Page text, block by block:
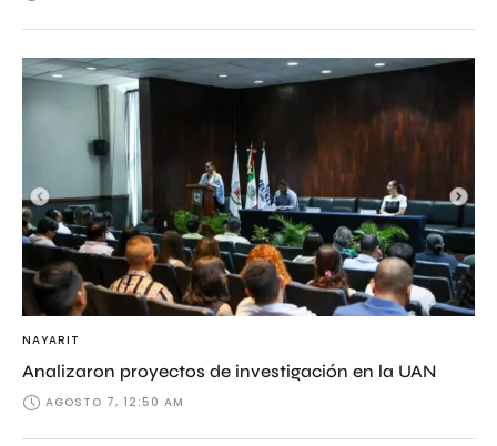
NAYARIT
Analizaron proyectos de investigación en la UAN
AGOSTO 7, 12:50 AM